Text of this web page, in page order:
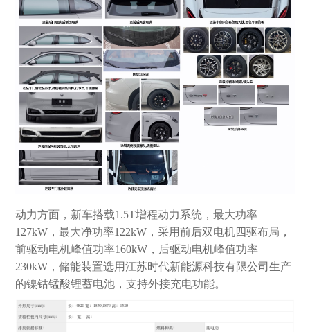
动力方面，新车搭载1.5T增程动力系统，最大功率
127kW，最大净功率122kW，采用前后双电机四驱布局，
前驱动电机峰值功率160kW，后驱动电机峰值功率
230kW，储能装置选用江苏时代新能源科技有限公司生产
的镍钴锰酸锂蓄电池，支持外接充电功能。